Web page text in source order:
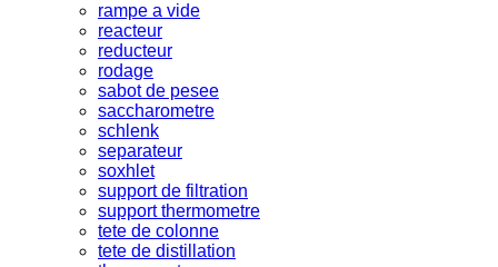
rampe a vide
reacteur
reducteur
rodage
sabot de pesee
saccharometre
schlenk
separateur
soxhlet
support de filtration
support thermometre
tete de colonne
tete de distillation